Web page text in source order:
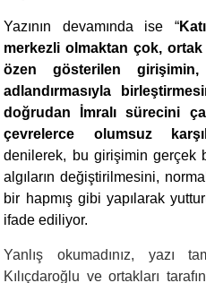
Yazının devamında ise “
merkezli olmaktan çok,
özen gösterilen girişimin,
adlandırmasıyla
doğrudan İmralı sürecini
çevrelerce olumsuz
denilerek, bu girişimin gerçek
algıların değiştirilmesini,
bir hapmış gibi yapılarak
ifade ediliyor.
Yanlış okumadınız, yazı
Kılıçdaroğlu ve ortakları